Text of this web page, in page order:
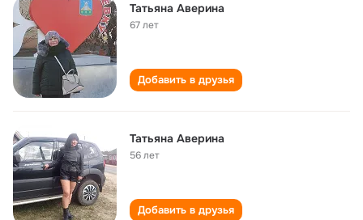
Татьяна Аверина
67 лет
Добавить в друзья
Татьяна Аверина
56 лет
Добавить в друзья